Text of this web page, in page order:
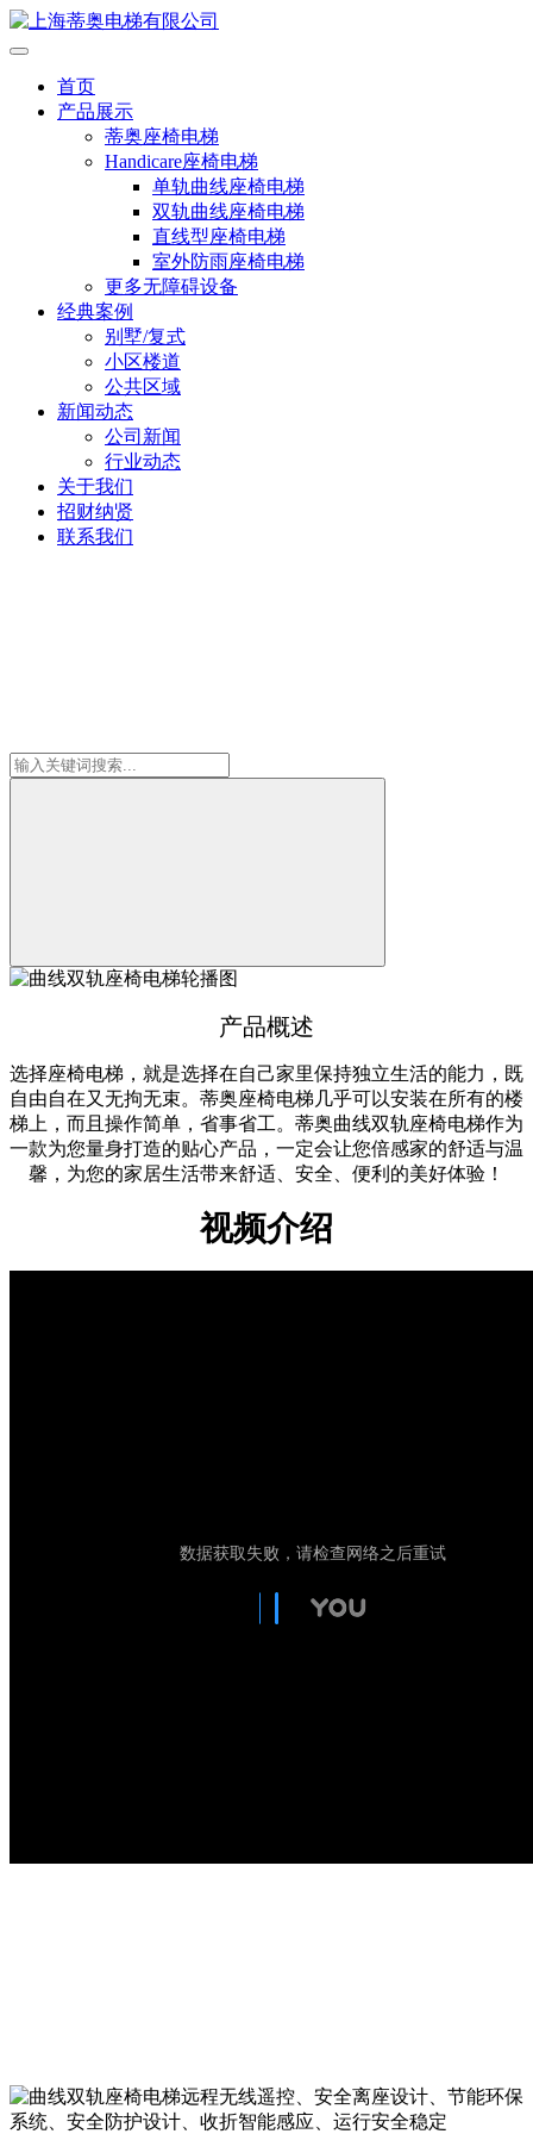
首页
产品展示
蒂奥座椅电梯
Handicare座椅电梯
单轨曲线座椅电梯
双轨曲线座椅电梯
直线型座椅电梯
室外防雨座椅电梯
更多无障碍设备
经典案例
别墅/复式
小区楼道
公共区域
新闻动态
公司新闻
行业动态
关于我们
招财纳贤
联系我们
产品概述
选择座椅电梯，就是选择在自己家里保持独立生活的能力，既
自由自在又无拘无束。蒂奥座椅电梯几乎可以安装在所有的楼
梯上，而且操作简单，省事省工。蒂奥曲线双轨座椅电梯作为
一款为您量身打造的贴心产品，一定会让您倍感家的舒适与温
馨，为您的家居生活带来舒适、安全、便利的美好体验！
视频介绍